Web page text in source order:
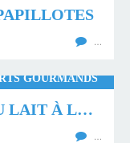
…
GOURMANDS
CRÈME AU CHOCOLAT AU LAIT À LA MULTI DÉLICES SEB
…